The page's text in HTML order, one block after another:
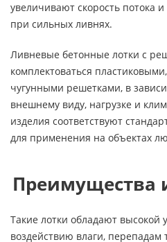
увеличивают скорость потока
при сильных ливнях.
Ливневые бетонные лотки с
комплектоваться
чугунными решетками, в
внешнему виду, нагрузке и
изделия соответствуют
для применения на объектах
Преимущества
Такие лотки обладают высокой
воздействию влаги,